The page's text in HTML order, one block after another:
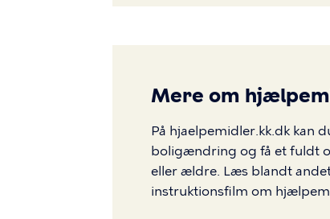
Mere om
På hjaelpemidler.kk.dk kan
boligændring og få et fuldt
eller ældre. Læs blandt
instruktionsfilm om